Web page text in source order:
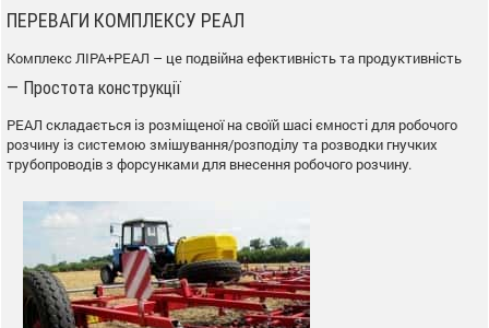
ПЕРЕВАГИ КОМПЛЕКСУ РЕАЛ
Комплекс ЛІРА+РЕАЛ – це подвійна ефективність та продуктивність
— Простота конструкції
РЕАЛ складається із розміщеної на своїй шасі ємності для робочого
розчину із системою змішування/розподілу та розводки гнучких
трубопроводів з форсунками для внесення робочого розчину.